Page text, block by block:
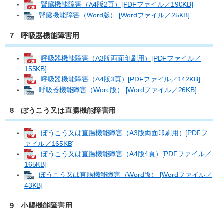
腎臓機能障害（A4版2頁）[PDFファイル／190KB]
腎臓機能障害（Word版） [Wordファイル／25KB]
7 呼吸器機能障害用
呼吸器機能障害（A3版両面印刷用）[PDFファイル／
155KB]
呼吸器機能障害（A4版3頁）[PDFファイル／142KB]
呼吸器機能障害（Word版） [Wordファイル／26KB]
8 ぼうこう又は直腸機能障害用
ぼうこう又は直腸機能障害（A3版両面印刷用）[PDFフ
ァイル／165KB]
ぼうこう又は直腸機能障害（A4版4頁）[PDFファイル／
165KB]
ぼうこう又は直腸機能障害（Word版） [Wordファイル／
43KB]
9 小腸機能障害用